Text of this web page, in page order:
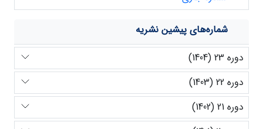
شماره‌های پیشین نشریه
دوره 23 (1404)
دوره 22 (1403)
دوره 21 (1402)